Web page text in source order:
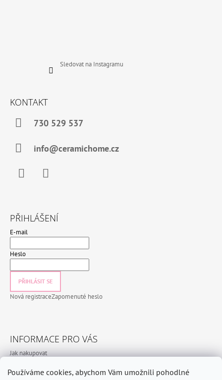
Používáme cookies, abychom Vám umožnili pohodlné
Sledovat na Instagramu
KONTAKT
730 529 537
info@ceramichome.cz
PŘIHLÁŠENÍ
E-mail
Heslo
PŘIHLÁSIT SE
Nová registraceZapomenuté heslo
INFORMACE PRO VÁS
Jak nakupovat